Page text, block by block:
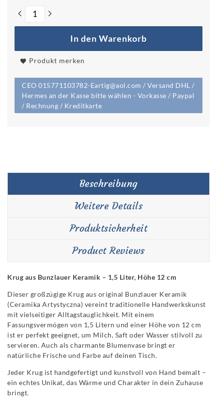
In den Warenkorb
Produkt merken
CEO 015771103782-Eartig@aol.com / Versand DHL /
Hermes an der Kasse bitte wählen - Vorkasse / Paypal
/ Rechnung / Kreditkarte
Beschreibung
Weitere Details
Produktsicherheit
Product Reviews
Krug aus Bunzlauer Keramik – 1,5 Liter, Höhe 12 cm
Dieser großzügige Krug aus original Bunzlauer Keramik
(Ceramika Artystyczna) vereint traditionelle Handwerkskunst
mit vielseitiger Alltagstauglichkeit. Mit einem
Fassungsvermögen von 1,5 Litern und einer Höhe von 12 cm
ist er perfekt geeignet, um Milch, Saft oder Wasser stilvoll zu
servieren. Auch als charmante Blumenvase bringt er
natürliche Frische und Farbe auf deinen Tisch.
Jeder Krug ist handgefertigt und kunstvoll von Hand bemalt –
ein echtes Unikat, das Wärme und Charakter in dein Zuhause
bringt.